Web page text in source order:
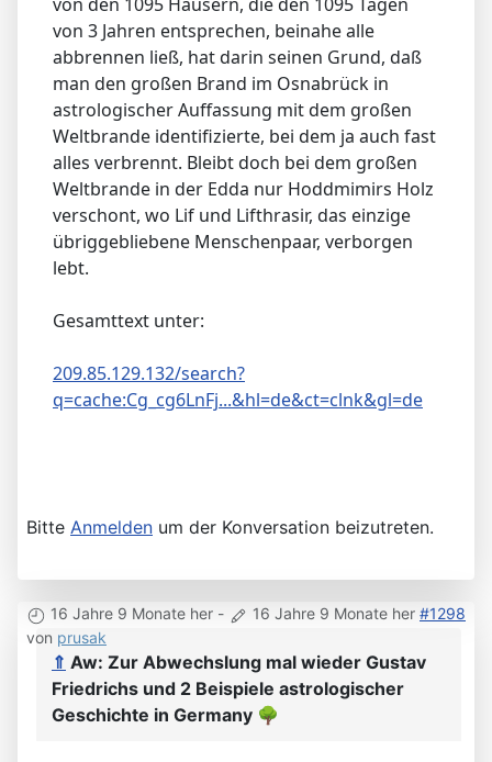
von 3 Jahren entsprechen, beinahe alle
abbrennen ließ, hat darin seinen Grund, daß
man den großen Brand im Osnabrück in
astrologischer Auffassung mit dem großen
Weltbrande identifizierte, bei dem ja auch fast
alles verbrennt. Bleibt doch bei dem großen
Weltbrande in der Edda nur Hoddmimirs Holz
verschont, wo Lif und Lifthrasir, das einzige
übriggebliebene Menschenpaar, verborgen
lebt.
Gesamttext unter:
209.85.129.132/search?
q=cache:Cg_cg6LnFj...&hl=de&ct=clnk&gl=de
Bitte Anmelden um der Konversation beizutreten.
16 Jahre 9 Monate her - 16 Jahre 9 Monate her #1298
von prusak
⇑ Aw: Zur Abwechslung mal wieder Gustav
Friedrichs und 2 Beispiele astrologischer
Geschichte in Germany 🌳